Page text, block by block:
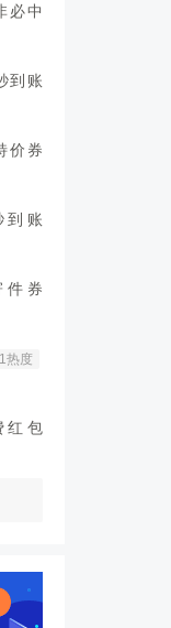
必中
到账
价券
账
件券
热度
红包